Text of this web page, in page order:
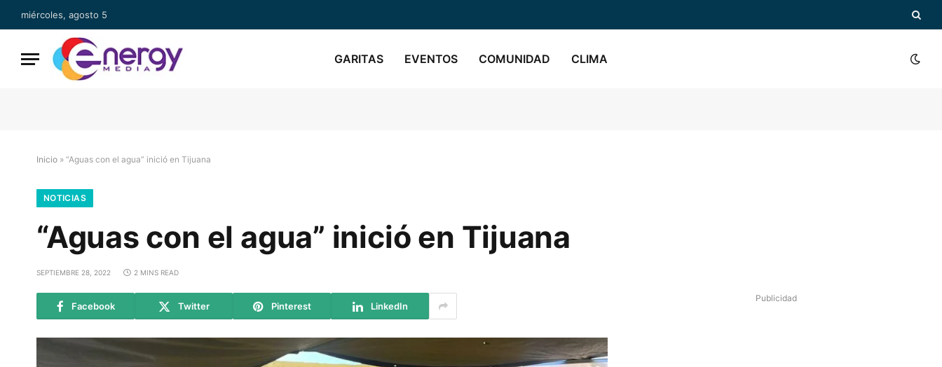
miércoles, agosto 5
GARITAS EVENTOS COMUNIDAD CLIMA
Inicio » “Aguas con el agua” inició en Tijuana
NOTICIAS
“Aguas con el agua” inició en Tijuana
SEPTIEMBRE 28, 2022 2 MINS READ
Facebook Twitter Pinterest LinkedIn
Publicidad